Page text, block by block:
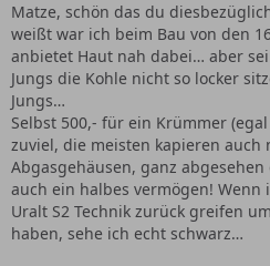
Matze, schön das du
weißt war ich beim Bau von den
anbietet Haut nah dabei… aber
Jungs die Kohle nicht so locker
Jungs…
Selbst 500,- für ein Krümmer
zuviel, die meisten kapieren auch
Abgasgehäusen, ganz abgesehen
auch ein halbes vermögen! Wenn
Uralt S2 Technik zurück greifen
haben, sehe ich echt schwarz…